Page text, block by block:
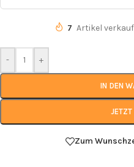
7 Artikel
- +
IN DEN
JETZT
Zum